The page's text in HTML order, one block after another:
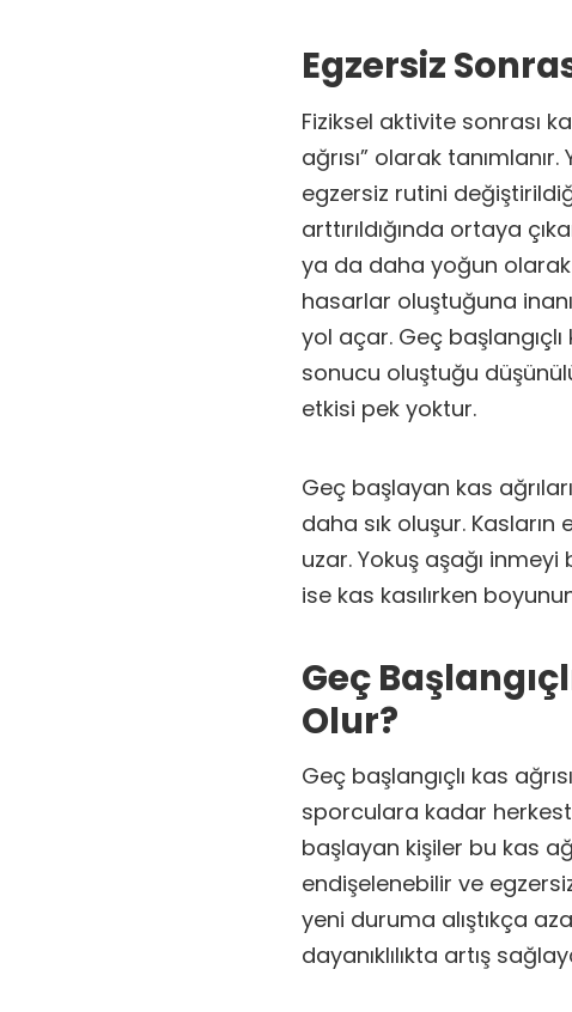
Egzersiz
Fiziksel aktivite sonrası
ağrısı” olarak
egzersiz rutini
arttırıldığında ortaya
ya da daha yoğun olarak
hasarlar oluştuğuna
yol açar. Geç başlangıçlı
sonucu oluştuğu
etkisi pek yoktur.
Geç başlayan kas
daha sık oluşur.
uzar. Yokuş aşağı
ise kas kasılırken
Geç
Olur?
Geç başlangıçlı kas
sporculara kadar
başlayan kişiler bu kas
endişelenebilir ve
yeni duruma alıştıkça
dayanıklılıkta artış